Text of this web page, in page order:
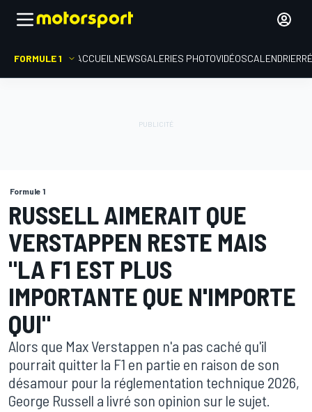
FORMULE 1 ACCUEIL NEWSGALERIES PHOTOVIDÉOSCALENDRIER
Formule 1
RUSSELL AIMERAIT QUE
VERSTAPPEN RESTE MAIS
"LA F1 EST PLUS
IMPORTANTE QUE N'IMPORTE
QUI"
Alors que Max Verstappen n'a pas caché qu'il
pourrait quitter la F1 en partie en raison de son
désamour pour la réglementation technique 2026,
George Russell a livré son opinion sur le sujet.